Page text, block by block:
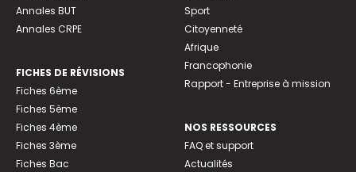
Annales BUT
Annales CRPE
FICHES DE RÉVISIONS
Fiches 6ème
Fiches 5ème
Fiches 4ème
Fiches 3ème
Fiches Bac
Sport
Citoyenneté
Afrique
Francophonie
Rapport - Entreprise à mission
NOS RESSOURCES
FAQ et support
Actualités